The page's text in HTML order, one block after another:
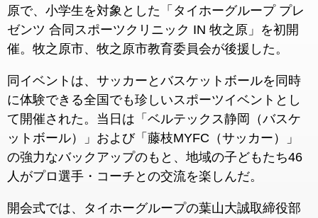
原で、小学生を対象とした「タイホーグループ プレ
ゼンツ 合同スポーツクリニック IN 牧之原」を初開
催。牧之原市、牧之原市教育委員会が後援した。
同イベントは、サッカーとバスケットボールを同時
に体験できる全国でも珍しいスポーツイベントとし
て開催された。当日は「ベルテックス静岡（バスケ
ットボール）」および「藤枝MYFC（サッカー）」
の強力なバックアップのもと、地域の子どもたち46
人がプロ選手・コーチとの交流を楽しんだ。
開会式では、タイホーグループの葉山大誠取締役部